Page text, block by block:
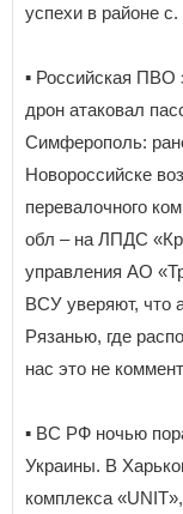
успехи в районе
▪️ Российская ПВО
дрон атаковал
Симферополь:
Новороссийске
перевалочного
обл – на ЛПДС
управления АО
ВСУ уверяют, что
Рязанью, где
нас это не
▪️ ВС РФ ночью
Украины. В
комплекса